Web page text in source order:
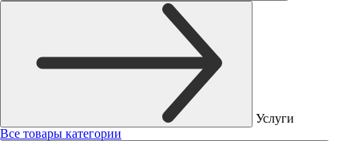
Услуги
Все товары категории